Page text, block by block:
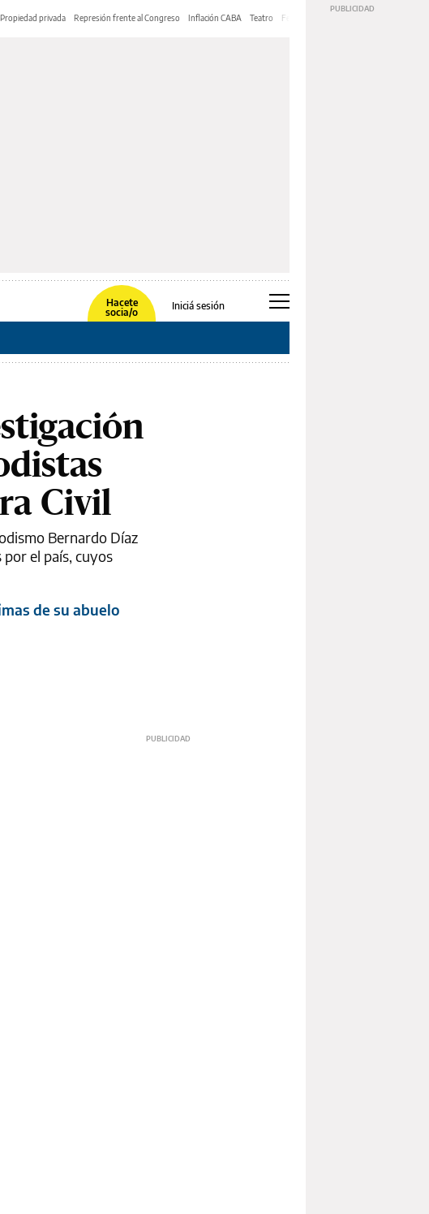
Propiedad privada Represión frente al Congreso Inflación CABA Teatro Feria de Editores
Hacete
socia/o
Iniciá sesión
Civil
Bernardo Díaz
el país, cuyos
de su abuelo